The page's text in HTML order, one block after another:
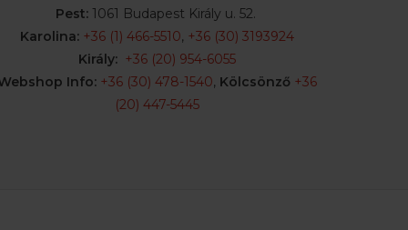
Pest:1061 Budapest Király u. 52.
Karolina: +36 (1) 466-5510, +36 (30) 3193924
Király: +36 (20) 954-6055
Info: +36 (30) 478-1540, Kölcsönző +36
(20) 447-5445